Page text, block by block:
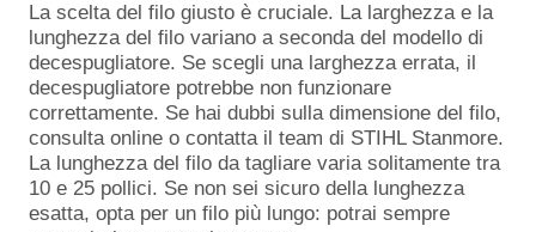
La scelta del filo giusto è cruciale. La larghezza e la
lunghezza del filo variano a seconda del modello di
decespugliatore. Se scegli una larghezza errata, il
decespugliatore potrebbe non funzionare
correttamente. Se hai dubbi sulla dimensione del filo,
consulta online o contatta il team di STIHL Stanmore.
La lunghezza del filo da tagliare varia solitamente tra
10 e 25 pollici. Se non sei sicuro della lunghezza
esatta, opta per un filo più lungo: potrai sempre